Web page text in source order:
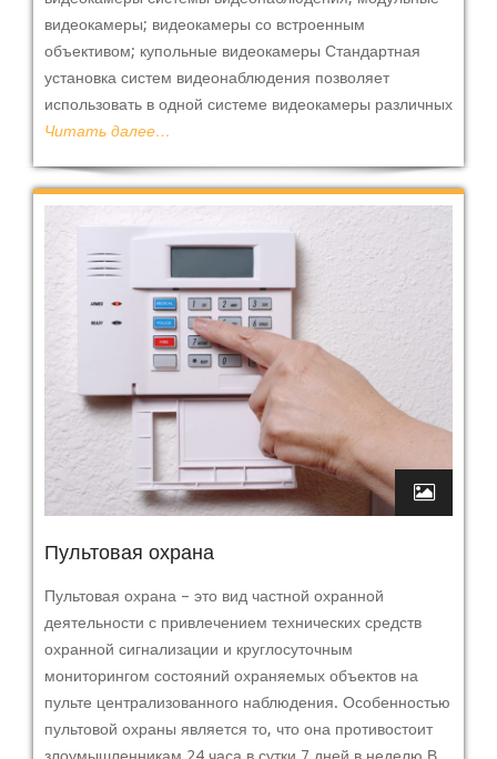
видеокамеры; видеокамеры со встроенным
объективом; купольные видеокамеры Стандартная
установка систем видеонаблюдения позволяет
использовать в одной системе видеокамеры различных
Читать далее…
Пультовая охрана
Пультовая охрана – это вид частной охранной
деятельности с привлечением технических средств
охранной сигнализации и круглосуточным
мониторингом состояний охраняемых объектов на
пульте централизованного наблюдения. Особенностью
пультовой охраны является то, что она противостоит
злоумышленникам 24 часа в сутки 7 дней в неделю В